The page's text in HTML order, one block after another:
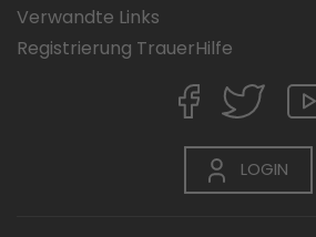
Verwandte Links
Registrierung TrauerHilfe
LOGIN